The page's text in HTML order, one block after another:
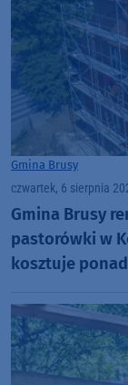
Gmina Brusy
czwartek, 6 sierpnia
Gmina Brusy
pastorówki w
kosztuje ponad